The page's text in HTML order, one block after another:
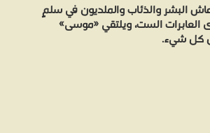
البشر والذئاب والملديون في سلمٍ
العابرات الست، ويلتقي «موسى»
كل شيء.